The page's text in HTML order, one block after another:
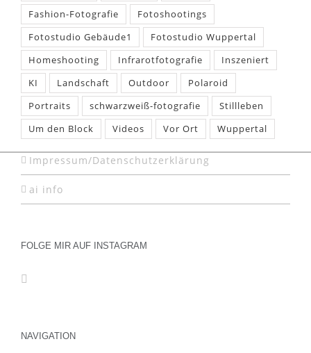
Fashion-Fotografie
Fotoshootings
Fotostudio Gebäude1
Fotostudio Wuppertal
Homeshooting
Infrarotfotografie
Inszeniert
KI
Landschaft Outdoor
Polaroid
Portraits
schwarzweiß-fotografie
Stillleben
Um den Block
Videos Vor Ort Wuppertal
Impressum/Datenschutzerklärung
ai info
FOLGE MIR AUF INSTAGRAM
NAVIGATION